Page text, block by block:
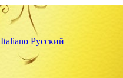
Italiano Русский